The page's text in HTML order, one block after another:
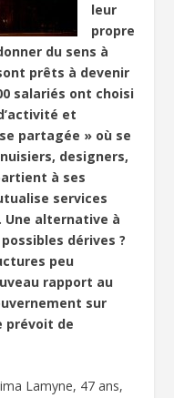
leur
propre
du sens à
prêts à devenir
salariés ont choisi
et
partagée » où se
designers,
à ses
services
alternative à
dérives ?
peu
rapport au
sur
prévoit de
Lamyne, 47 ans,